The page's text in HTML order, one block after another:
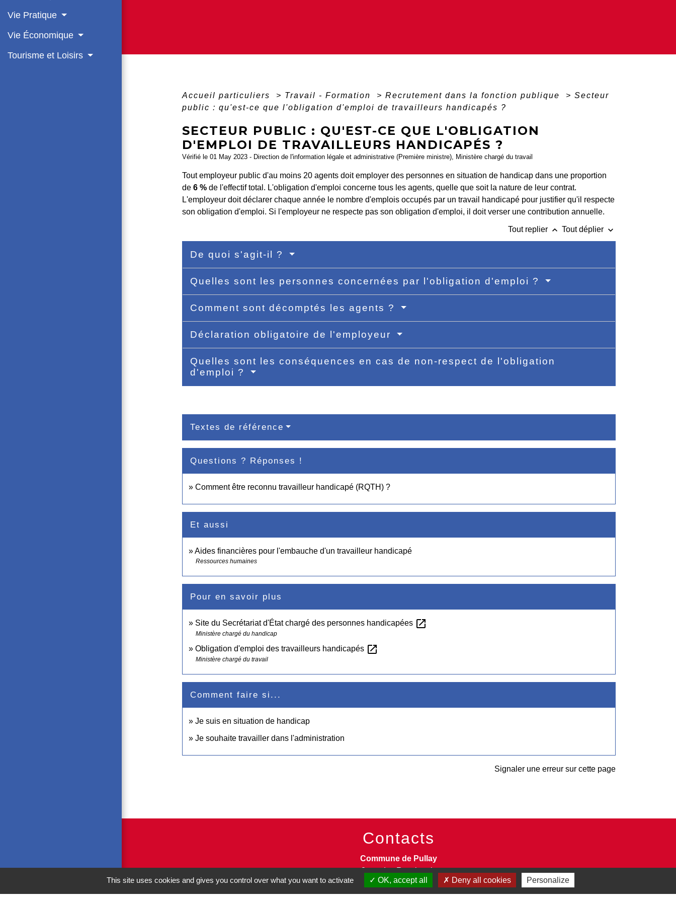
Vie Pratique
Vie Économique
Tourisme et Loisirs
Accueil particuliers > Travail - Formation > Recrutement dans la fonction publique > Secteur
public : qu'est-ce que l'obligation d'emploi de travailleurs handicapés ?
SECTEUR PUBLIC : QU'EST-CE QUE L'OBLIGATION
D'EMPLOI DE TRAVAILLEURS HANDICAPÉS ?
Vérifié le 01 May 2023 - Direction de l'information légale et administrative (Première ministre), Ministère chargé du travail
Tout employeur public d'au moins 20 agents doit employer des personnes en situation de handicap dans une proportion
de 6 %de l'effectif total. L'obligation d'emploi concerne tous les agents, quelle que soit la nature de leur contrat.
L'employeur doit déclarer chaque année le nombre d'emplois occupés par un travail handicapé pour justifier qu'il respecte
son obligation d'emploi. Si l'employeur ne respecte pas son obligation d'emploi, il doit verser une contribution annuelle.
Tout replier keyboard_arrow_up Tout déplier keyboard_arrow_down
De quoi s'agit-il ?
Quelles sont les personnes concernées par l'obligation d'emploi ?
Comment sont décomptés les agents ?
Déclaration obligatoire de l'employeur
Quelles sont les conséquences en cas de non-respect de l'obligation
d'emploi ?
Textes de référence
Questions ? Réponses !
Comment être reconnu travailleur handicapé (RQTH) ?
Et aussi
Aides financières pour l'embauche d'un travailleur handicapé
Ressources humaines
Pour en savoir plus
Site du Secrétariat d'État chargé des personnes handicapées open_in_new
Ministère chargé du handicap
Obligation d'emploi des travailleurs handicapés open_in_new
Ministère chargé du travail
Comment faire si...
Je suis en situation de handicap
Je souhaite travailler dans l'administration
Signaler une erreur sur cette page
Contacts
Commune de Pullay
2 rue des Rossignols
27130 Pullay - FRANCE
+33 2 32 32 18 58
This site uses cookies and gives you control over what you want to activate OK, accept all Deny all cookies Personalize